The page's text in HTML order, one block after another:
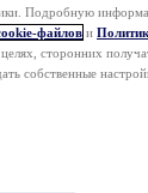
Подробную
файлов и
сторонних
собственные